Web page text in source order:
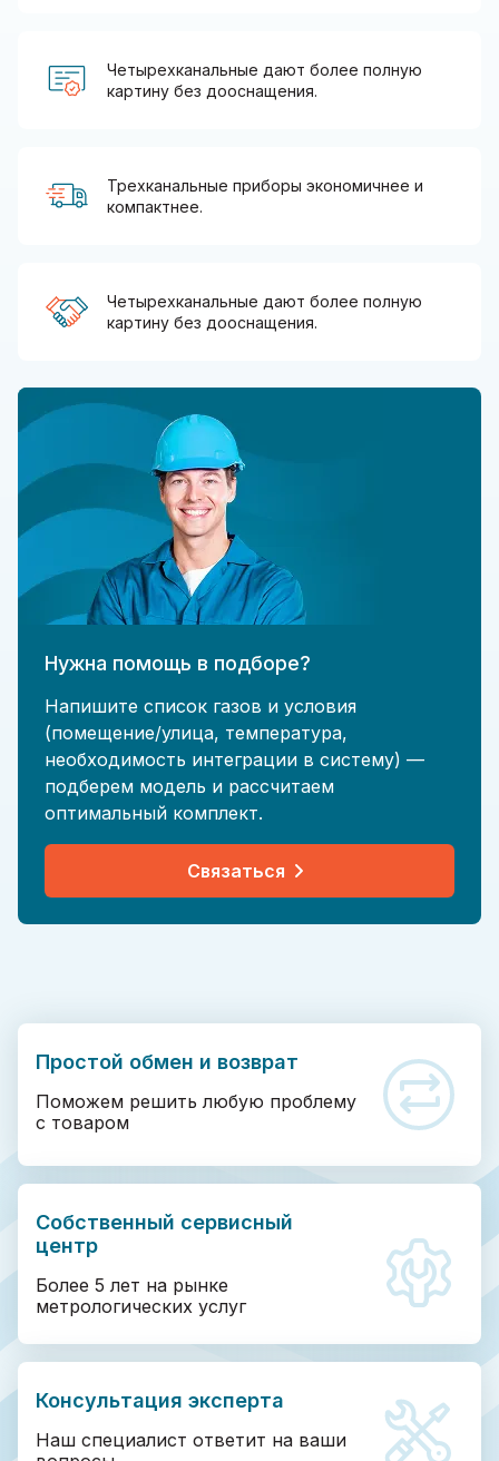
Четырехканальные дают более полную
картину без дооснащения.
Трехканальные приборы экономичнее и
компактнее.
Четырехканальные дают более полную
картину без дооснащения.
Нужна помощь в подборе?
Напишите список газов и условия
(помещение/улица, температура,
необходимость интеграции в систему) —
подберем модель и рассчитаем
оптимальный комплект.
Связаться
Простой обмен и возврат
Поможем решить любую проблему
с товаром
Собственный сервисный
центр
Более 5 лет на рынке
метрологических услуг
Консультация эксперта
Наш специалист ответит на ваши